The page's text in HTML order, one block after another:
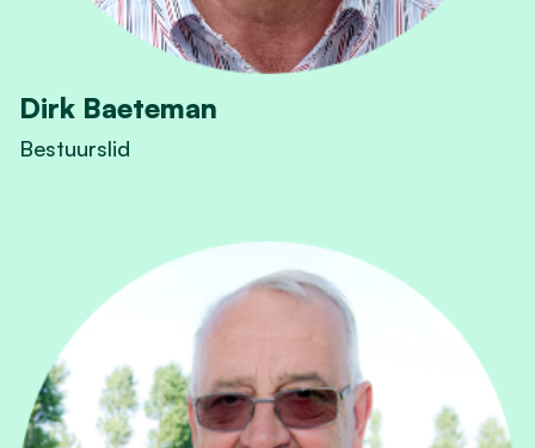
Dirk Baeteman
Bestuurslid